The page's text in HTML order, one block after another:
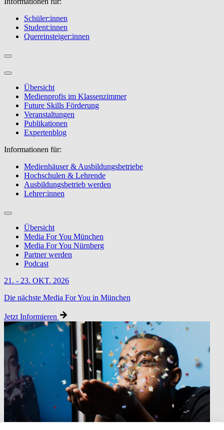
Schüler:innen
Student:innen
Quereinsteiger:innen
Übersicht
Medienprofis im Klassenzimmer
Future Skills Förderung
Veranstaltungen
Publikationen
Expertenblog
Informationen für:
Medienhäuser & Ausbildungsbetriebe
Hochschulen & Lehrende
Ausbildungsbetrieb werden
Lehrer:innen
Übersicht
Media For You München
Media For You Nürnberg
Partner werden
Podcast
21. - 23. OKT. 2026
Die nächste Media For You in München
Jetzt Informieren